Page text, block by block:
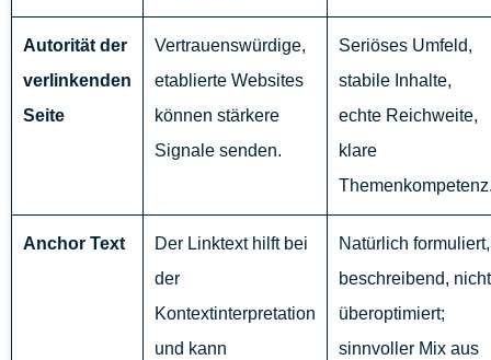
Autorität der
verlinkenden
Seite
Vertrauenswürdige,
etablierte Websites
können stärkere
Signale senden.
Seriöses Umfeld,
stabile Inhalte,
echte Reichweite,
klare
Anchor Text
Der Linktext hilft bei
der
Kontextinterpretation
und kann
Natürlich formuliert,
beschreibend, nicht
überoptimiert;
sinnvoller Mix aus